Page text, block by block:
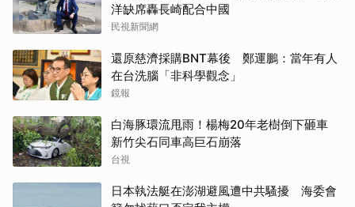
洋缺席轟長崎配合中國
民視新聞網
還原慈濟採購BNT幕後 鄭運鵬：當年有人
在台洗腦「非科學觀念」
鏡報
白海豚環流甩雨！楊梅20年老樹倒下砸車
新竹尖石同車高巨石崩落
台視
日本執法艇在澎湖避風遭中共騷擾 海委會